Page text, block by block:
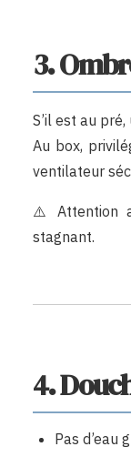
3.
S’il est au pré,
Au box,
ventilateur
⚠️ Attention
stagnant.
4.
Pas d’eau